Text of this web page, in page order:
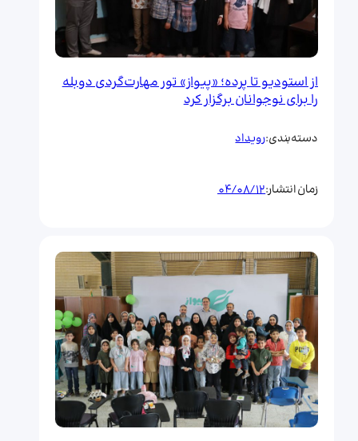
از استودیو تا پرده؛ «پیواز» تور مهارت‌گردی دوبله
را برای نوجوانان برگزار کرد
دسته‌بندی:رویداد
زمان انتشار:04/08/12